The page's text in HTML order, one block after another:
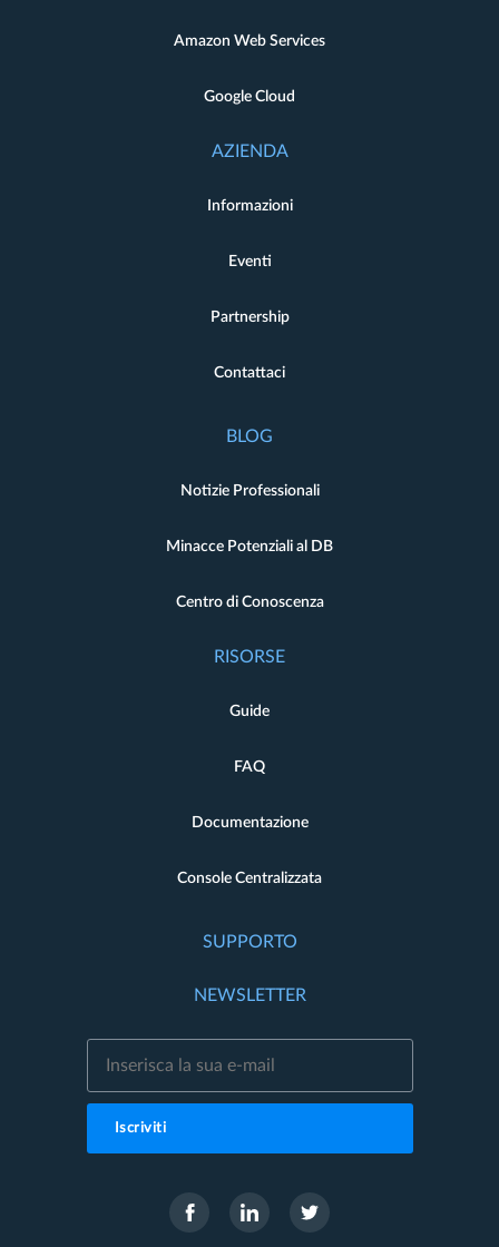
Amazon Web Services
Google Cloud
AZIENDA
Informazioni
Eventi
Partnership
Contattaci
BLOG
Notizie Professionali
Minacce Potenziali al DB
Centro di Conoscenza
RISORSE
Guide
FAQ
Documentazione
Console Centralizzata
SUPPORTO
NEWSLETTER
Iscriviti